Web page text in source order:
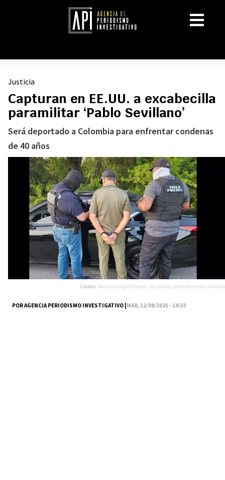
Justicia
Capturan en EE.UU. a excabecilla
paramilitar ‘Pablo Sevillano’
Será deportado a Colombia para enfrentar condenas
de 40 años
POR AGENCIA PERIODISMO INVESTIGATIVO |MAR, 12/08/2025 - 14:33
Créditos:Red social X @HSITampa / excabecilla paramilitar Pablo Sevillano